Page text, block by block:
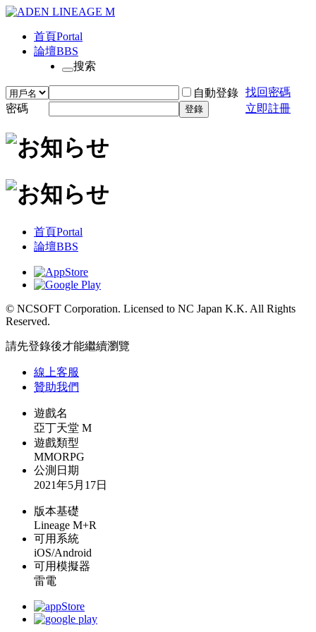
首頁Portal
論壇BBS
搜索
自動登錄 找回密碼
密碼
登錄 立即註冊
首頁Portal
論壇BBS
© NCSOFT Corporation. Licensed to NC Japan K.K. All Rights
Reserved.
請先登錄後才能繼續瀏覽
線上客服
贊助我們
遊戲名
亞丁天堂 M
遊戲類型
MMORPG
公測日期
2021年5月17日
版本基礎
Lineage M+R
可用系統
iOS/Android
可用模擬器
雷電